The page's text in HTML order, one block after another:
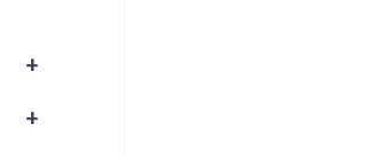
+
+